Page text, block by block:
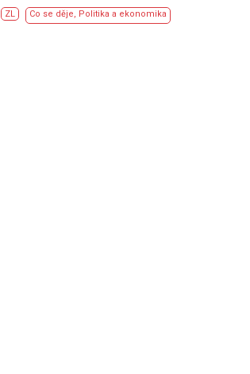
ZL Co se děje, Politika a ekonomika